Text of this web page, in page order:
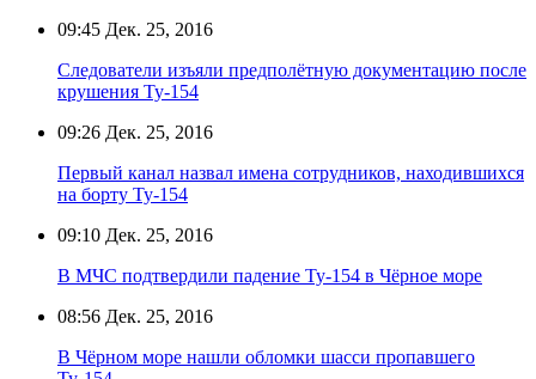
09:45 Дек. 25, 2016
Следователи изъяли предполётную документацию после
крушения Ту-154
09:26 Дек. 25, 2016
Первый канал назвал имена сотрудников, находившихся
на борту Ту-154
09:10 Дек. 25, 2016
В МЧС подтвердили падение Ту-154 в Чёрное море
08:56 Дек. 25, 2016
В Чёрном море нашли обломки шасси пропавшего